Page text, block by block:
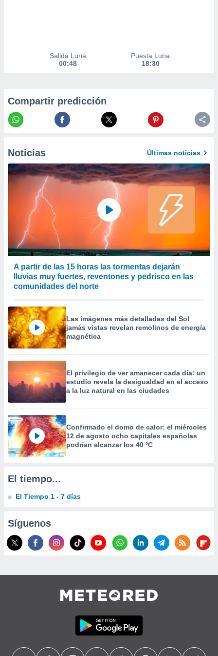
o acceder
perfiles
crear un
uso de
contenido
medir el
el
del
de
o a través
de
de
uso de
con el
e
mediante
publicidad
de
1199
Salida Luna
00:48
Puesta Luna
18:30
Compartir predicción
Noticias Últimas noticias
A partir de las 15 horas las tormentas dejarán
lluvias muy fuertes, reventones y pedrisco en las
comunidades del norte
Las imágenes más detalladas del Sol
jamás vistas revelan remolinos de energía
magnética
El privilegio de ver amanecer cada día: un
estudio revela la desigualdad en el acceso
a la luz natural en las ciudades
Confirmado el domo de calor: el miércoles
12 de agosto ocho capitales españolas
podrían alcanzar los 40 ºC
El tiempo...
El Tiempo 1 - 7 días
Síguenos